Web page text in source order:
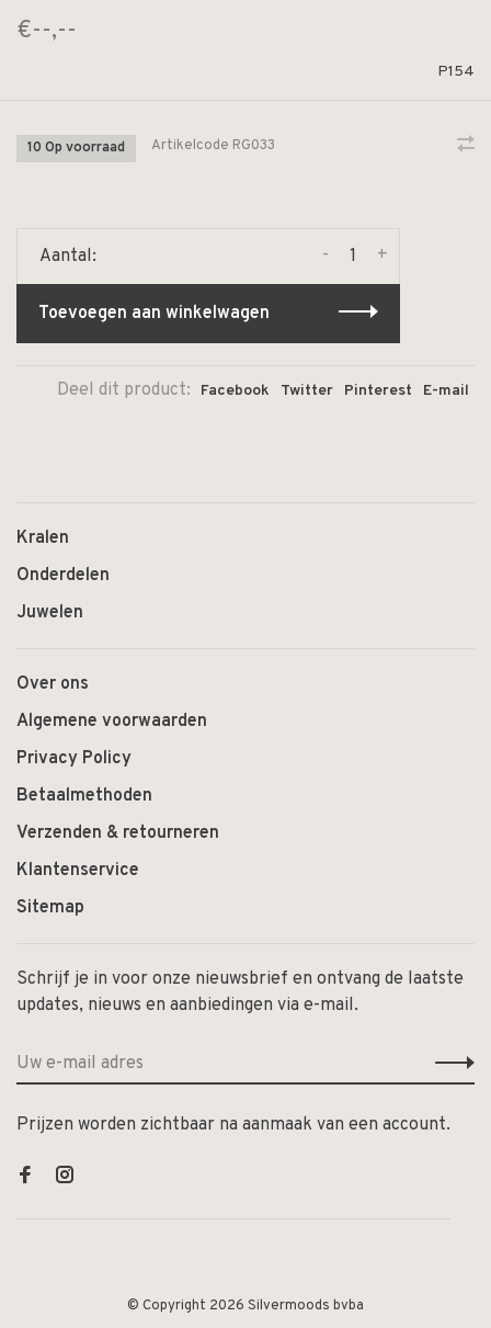
€--,--
P154
10 Op voorraad Artikelcode RG033
Aantal: +
-
Toevoegen aan winkelwagen
Deel dit product: Facebook Twitter Pinterest E-mail
Kralen
Onderdelen
Juwelen
Over ons
Algemene voorwaarden
Privacy Policy
Betaalmethoden
Verzenden & retourneren
Klantenservice
Sitemap
Schrijf je in voor onze nieuwsbrief en ontvang de laatste
updates, nieuws en aanbiedingen via e-mail.
Prijzen worden zichtbaar na aanmaak van een account.
© Copyright 2026 Silvermoods bvba